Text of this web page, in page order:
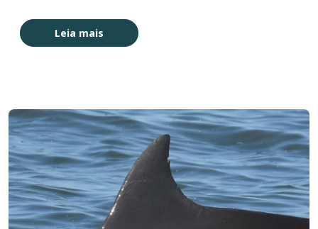
Leia mais
Imagem